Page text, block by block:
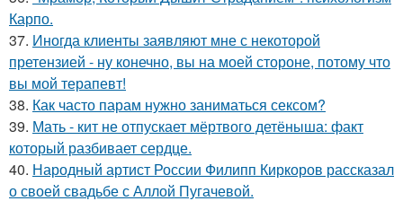
Карпо.
37. Иногда клиенты заявляют мне с некоторой
претензией - ну конечно, вы на моей стороне, потому что
вы мой терапевт!
38. Как часто парам нужно заниматься сексом?
39. Мать - кит не отпускает мёртвого детёныша: факт
который разбивает сердце.
40. Народный артист России Филипп Киркоров рассказал
о своей свадьбе с Аллой Пугачевой.